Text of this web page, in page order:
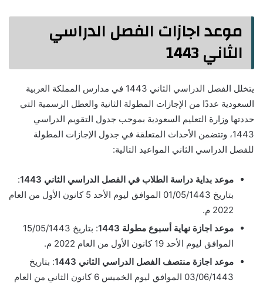
موعد اجازات الفصل الدراسي
الثاني 1443
يتخلل الفصل الدراسي الثاني 1443 في مدارس المملكة العربية
السعودية عددًا من الإجازات المطولة الثانية والعطل الرسمية التي
حددتها وزارة التعليم السعودية بموجب جدول التقويم الدراسي
1443، وتتضمن الأحداث المتعلقة في جدول الإجازات المطولة
للفصل الدراسي الثاني المواعيد التالية:
موعد بداية دراسة الطلاب في الفصل الدراسي الثاني 1443
:
بتاريخ 01/05/1443 الموافق ليوم الأحد 5 كانون الأول من العام
2022 م.
موعد اجازة نهاية أسبوع مطولة 1443
: بتاريخ 15/05/1443
الموافق ليوم الأحد 19 كانون الأول من العام 2022 م.
موعد اجازة منتصف الفصل الدراسي الثاني 1443
: بتاريخ
03/06/1443 الموافق ليوم الخميس 6 كانون الثاني من العام